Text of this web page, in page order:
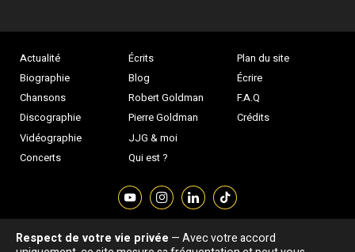
Actualité
Biographie
Chansons
Discographie
Vidéographie
Concerts
Écrits
Blog
Robert Goldman
Pierre Goldman
JJG & moi
Qui est ?
Plan du site
Écrire
F.A.Q
Crédits
Respect de votre vie privée — Avec votre accord